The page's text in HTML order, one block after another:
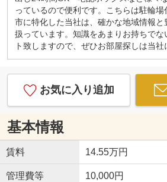
っているので便利です。こちらは駐輪
市に特化した当社は、確かな地域情報と
扱っています。知識をあまりお持ちで
ト致しますので、ぜひお部屋探しは当社
お気に入り追加
基本情報
賃料 14.55万円
管理費等 10,000円